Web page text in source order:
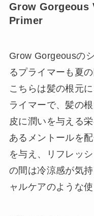
Grow Gorgeous
Primer
Grow Gorgeousの
るプライマーも夏
こちらは髪の根元
ライマーで、髪の
皮に潤いを与える
あるメントールを
を与え、リフレッ
の間は冷涼感が気
ャルケアのような